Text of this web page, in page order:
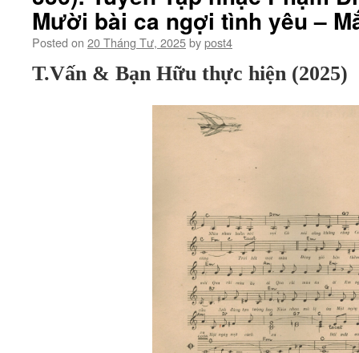
Mười bài ca ngợi tình yêu –
Posted on 20 Tháng Tư, 2025bypost4
T.Vấn & Bạn Hữu thực hiện (2025)